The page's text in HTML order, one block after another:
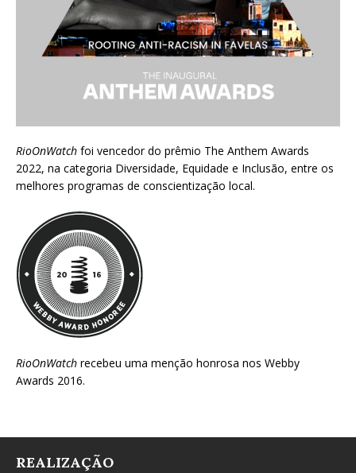
RioOnWatch foi vencedor do prêmio The Anthem Awards
2022, na categoria Diversidade, Equidade e Inclusão, entre os
melhores programas de conscientização local.
RioOnWatch recebeu uma menção honrosa nos Webby
Awards 2016.
REALIZAÇÃO